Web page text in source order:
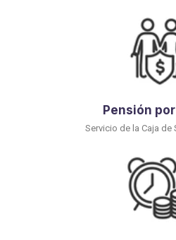
Pensión
Servicio de la Caja de